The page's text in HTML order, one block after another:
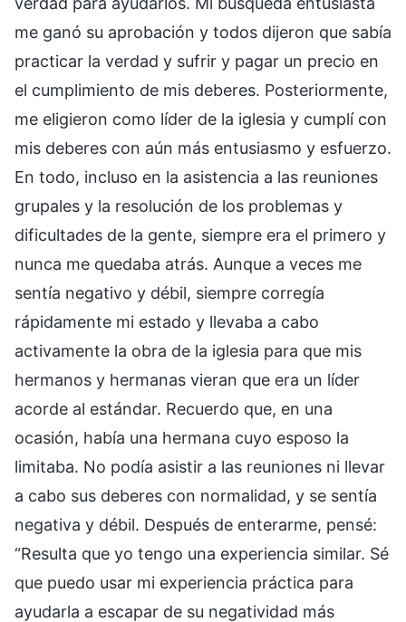
me ganó su aprobación y todos dijeron que sabía
practicar la verdad y sufrir y pagar un precio en
el cumplimiento de mis deberes. Posteriormente,
me eligieron como líder de la iglesia y cumplí con
mis deberes con aún más entusiasmo y esfuerzo.
En todo, incluso en la asistencia a las reuniones
grupales y la resolución de los problemas y
dificultades de la gente, siempre era el primero y
nunca me quedaba atrás. Aunque a veces me
sentía negativo y débil, siempre corregía
rápidamente mi estado y llevaba a cabo
activamente la obra de la iglesia para que mis
hermanos y hermanas vieran que era un líder
acorde al estándar. Recuerdo que, en una
ocasión, había una hermana cuyo esposo la
limitaba. No podía asistir a las reuniones ni llevar
a cabo sus deberes con normalidad, y se sentía
negativa y débil. Después de enterarme, pensé:
“Resulta que yo tengo una experiencia similar. Sé
que puedo usar mi experiencia práctica para
ayudarla a escapar de su negatividad más